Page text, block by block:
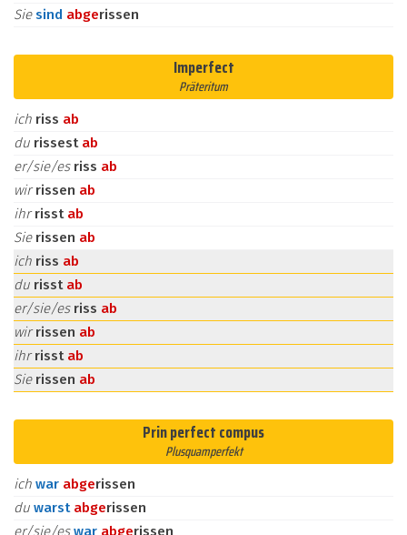
Siesind abgerissen
Imperfect
Präteritum
ich riss ab
du rissest ab
er/sie/es riss ab
wirrissen ab
ihrrisst ab
Sie rissen ab
ich riss ab
du risst ab
er/sie/es riss ab
wirrissen ab
ihrrisst ab
Sie rissen ab
Prin perfect compus
Plusquamperfekt
ich war abgerissen
du warst abgerissen
er/sie/eswar abgerissen